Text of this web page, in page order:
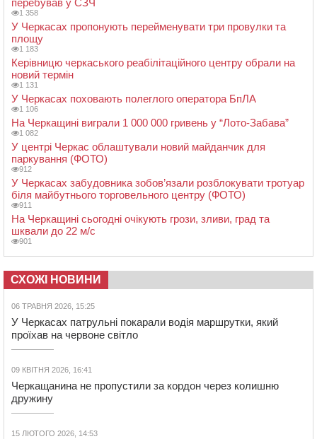
перебував у СЗЧ
1 358
У Черкасах пропонують перейменувати три провулки та
площу
1 183
Керівницю черкаського реабілітаційного центру обрали на
новий термін
1 131
У Черкасах поховають полеглого оператора БпЛА
1 106
На Черкащині виграли 1 000 000 гривень у “Лото-Забава”
1 082
У центрі Черкас облаштували новий майданчик для
паркування (ФОТО)
912
У Черкасах забудовника зобов’язали розблокувати тротуар
біля майбутнього торговельного центру (ФОТО)
911
На Черкащині сьогодні очікують грози, зливи, град та
шквали до 22 м/с
901
СХОЖІ НОВИНИ
06 ТРАВНЯ 2026, 15:25
У Черкасах патрульні покарали водія маршрутки, який
проїхав на червоне світло
09 КВІТНЯ 2026, 16:41
Черкащанина не пропустили за кордон через колишню
дружину
15 ЛЮТОГО 2026, 14:53